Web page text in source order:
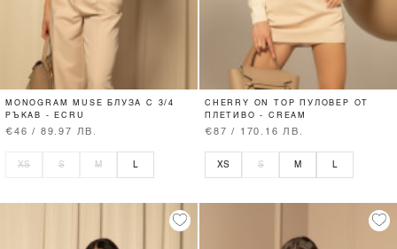
MONOGRAM MUSE БЛУЗА С 3/4
РЪКАВ - ECRU
€46 / 89.97 ЛВ.
XS S M
CHERRY ON TOP ПУЛОВЕР ОТ
ПЛЕТИВО - CREAM
€87 / 170.16 ЛВ.
XS S M